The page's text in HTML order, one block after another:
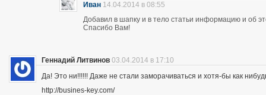
Иван 14.04.2014 в 08:55
Добавил в шапку и в тело статьи информацию и об
Спасибо Вам!
Геннадий Литвинов 03.04.2014 в 17:10
Да! Это ни!!!!!! Даже не стали заморачиваться и хотя-бы как
http://busines-key.com/